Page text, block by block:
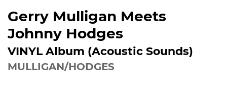
Gerry Mulligan Meets
Johnny Hodges
VINYL Album (Acoustic Sounds)
MULLIGAN/HODGES